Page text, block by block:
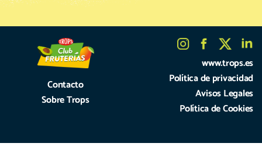
Contacto
Sobre Trops
www.trops.es
Política de privacidad
Avisos Legales
Política de Cookies